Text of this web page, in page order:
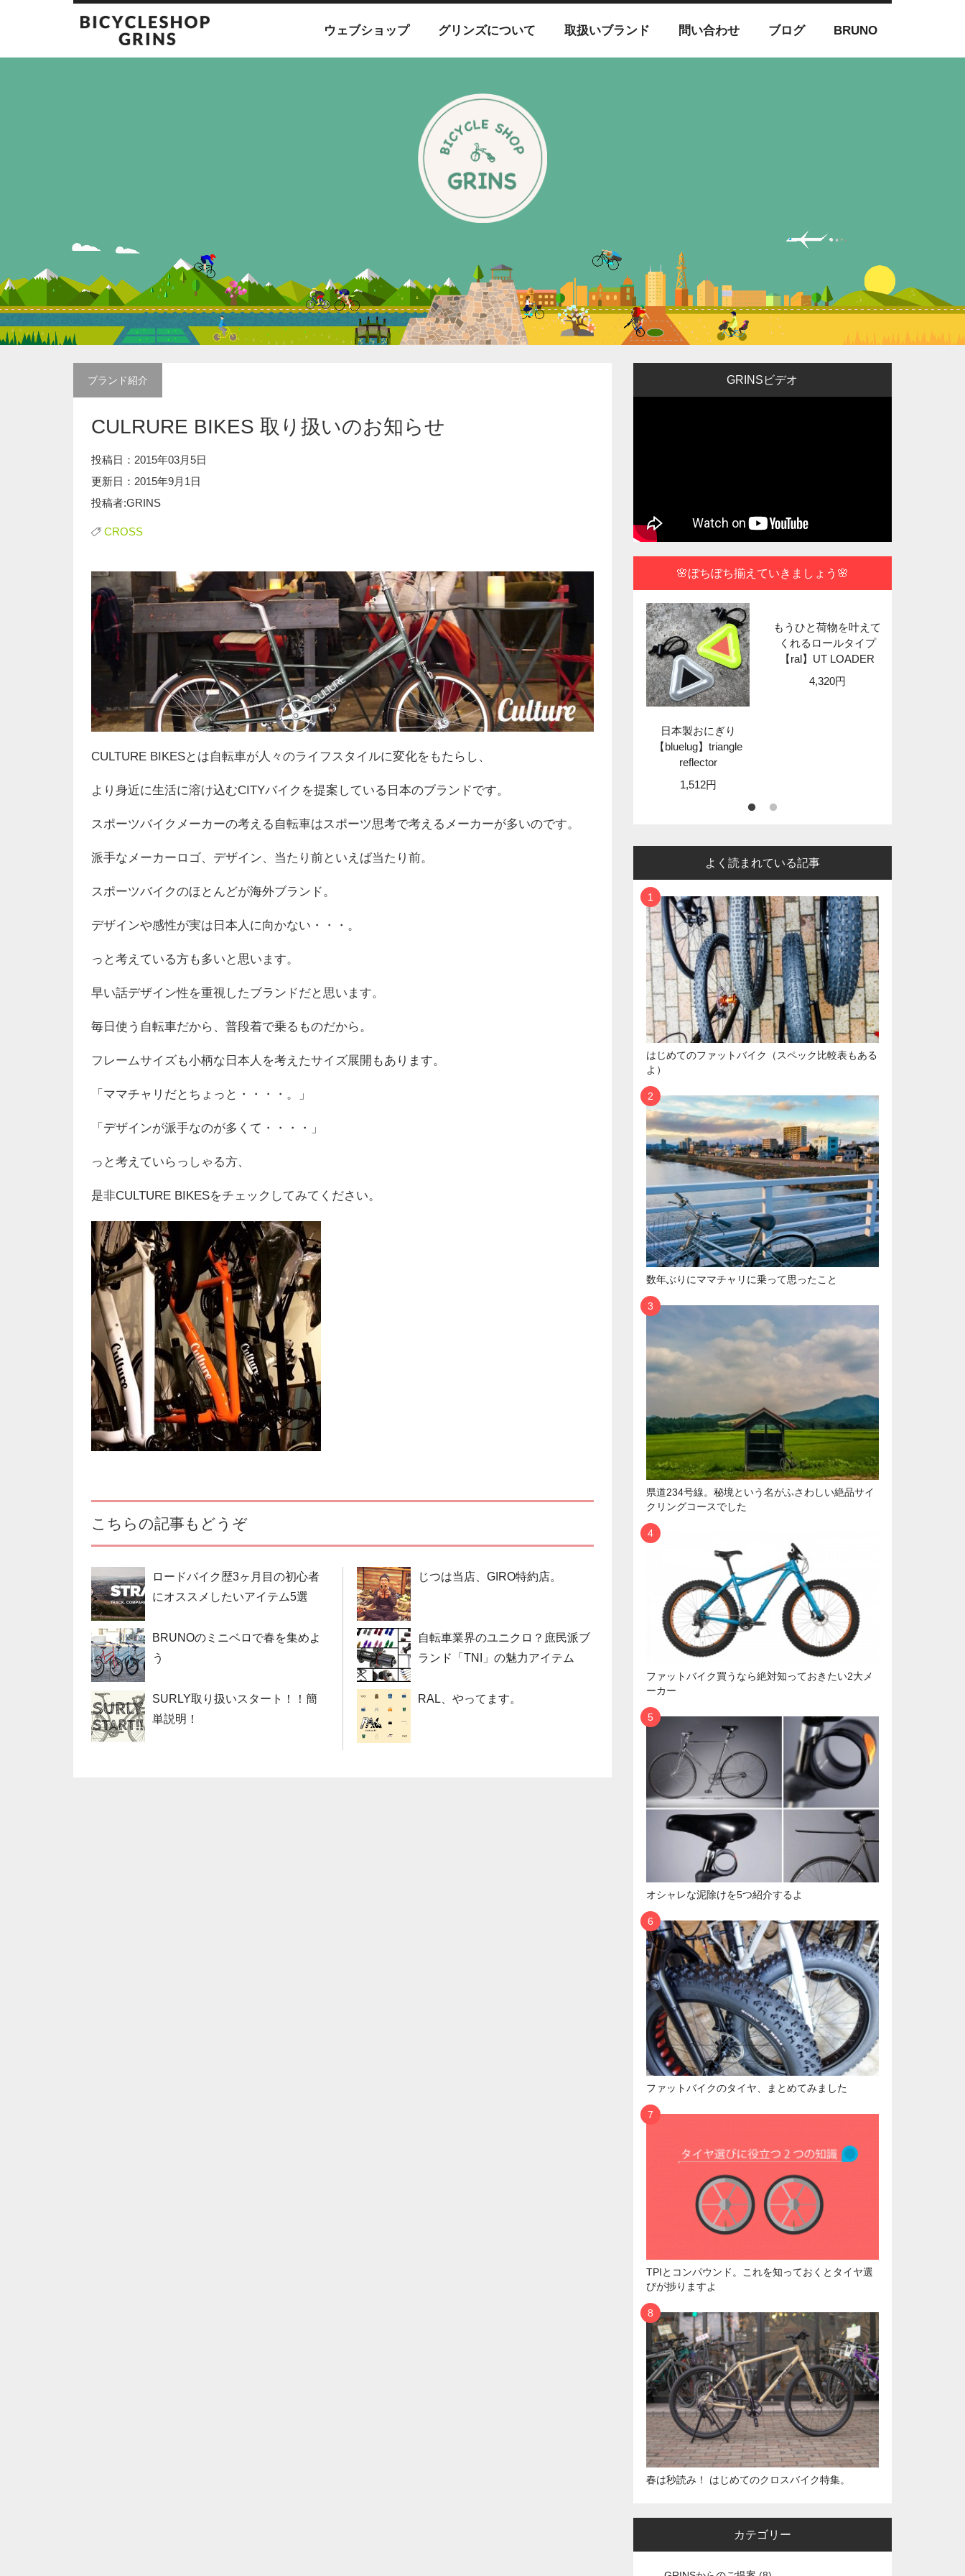
ウェブショップ グリンズについて 取扱いブランド 問い合わせ ブログ BRUNO
ブランド紹介
CULRURE BIKES 取り扱いのお知らせ
投稿日：2015年03月5日
更新日：2015年9月1日
投稿者:GRINS
CROSS
CULTURE BIKESとは自転車が人々のライフスタイルに変化をもたらし 、
より身近に生活に溶け込むCITYバイクを提案している日本のブランドです。
スポーツバイクメーカーの考える自転車はスポーツ思考で考えるメーカーが多いのです。
派手なメーカーロゴ、 デザイン、 当たり前といえば当たり前。
スポーツバイクのほとんどが海外ブランド。
デザインや感性が実は日本人に向かない ・ ・ ・ 。
っと考えている方も多いと思います。
早い話デザイン性を重視したブランドだと思います。
毎日使う自転車だから 、 普段着で乗るものだから。
フレームサイズも小柄な日本人を考えたサイズ展開もあります。
「 ママチャリだとちょっと ・ ・ ・ ・ 。 」
「 デザインが派手なのが多くて ・ ・ ・ ・ 」
っと考えていらっしゃる方、
是非CULTURE BIKESをチェックしてみてください。
こちらの記事もどうぞ
ロードバイク歴3ヶ月目の初心者
にオススメしたいアイテム5選
BRUNOのミニベロで春を集めよ
う
SURLY取り扱いスタート！！簡
単説明！
じつは当店、GIRO特約店。
自転車業界のユニクロ？庶民派ブ
ランド「TNI」の魅力アイテム
RAL、やってます。
GRINSビデオ
🌸ぼちぼち揃えていきましょう🌸
ポータブルなのに常用
できる使いやすさ
【granite】HEX
STAND
8,899円
1台3役【wolftooth】マ
日本製おにぎり
【bluelug】triangle
reflector
1,512円
もうひと荷物を叶えて
くれるロールタイプ
【ral】UT LOADER
4,320円
よく読まれている記事
はじめてのファットバイク（スペック比較表もある
よ）
数年ぶりにママチャリに乗って思ったこと
県道234号線。秘境という名がふさわしい絶品サイ
クリングコースでした
ファットバイク買うなら絶対知っておきたい2大メ
ーカー
オシャレな泥除けを5つ紹介するよ
ファットバイクのタイヤ、まとめてみました
TPIとコンパウンド。これを知っておくとタイヤ選
びが捗りますよ
春は秒読み！ はじめてのクロスバイク特集。
カテゴリー